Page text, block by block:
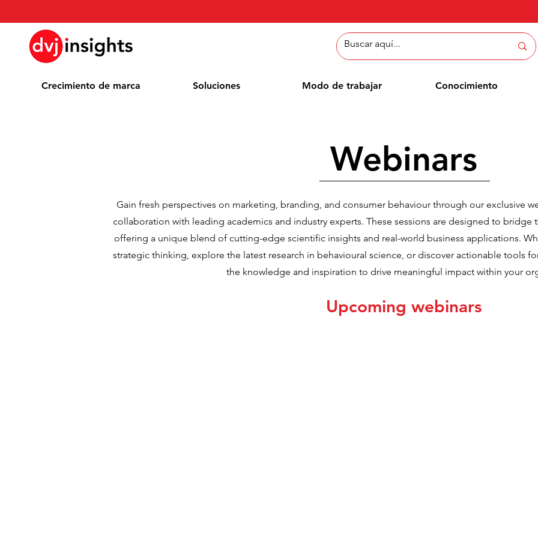
Crecimiento de marca Soluciones Modo de trabajar Conocimiento
Webinars
Gain fresh perspectives on marketing, branding, and consumer behaviour through our exclusive
collaboration with leading academics and industry experts. These sessions are designed to bridge
offering a unique blend of cutting-edge scientific insights and real-world business applications.
strategic thinking, explore the latest research in behavioural science, or discover actionable tools
the knowledge and inspiration to drive meaningful impact within your
Upcoming webinars